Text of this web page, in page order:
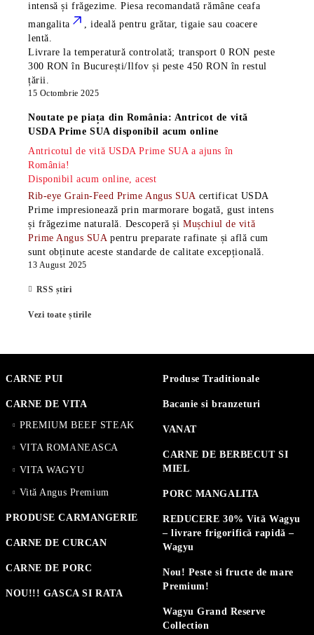
intensă și frăgezime. Piesa recomandată rămâneceafa
mangalita
, ideală pentru grătar, tigaie sau coacere
lentă.
Livrare la temperatură controlată; transport 0 RON peste
300 RON în București/Ilfov și peste 450 RON în restul
țării.
15 Octombrie 2025
Noutate pe piața din România: Antricot de vită
USDA Prime SUA disponibil acum online
Antricotul de vită USDA Prime SUA a ajuns în
România!
Disponibil acum online, acest
Rib-eye Grain-Feed Prime Angus SUA certificat USDA
Prime impresionează prin marmorare bogată, gust intens
și frăgezime naturală. Descoperă șiMușchiul de vită
Prime Angus SUA pentru preparate rafinate și află cum
sunt obținute aceste standarde de calitate excepțională.
13 August 2025
RSS știri
Vezi toate știrile
CARNE PUI
CARNE DE VITA
PREMIUM BEEF STEAK
VITA ROMANEASCA
VITA WAGYU
Vită Angus Premium
PRODUSE CARMANGERIE
CARNE DE CURCAN
CARNE DE PORC
NOU!!! GASCA SI RATA
Produse Traditionale
Bacanie si branzeturi
VANAT
CARNE DE BERBECUT SI
MIEL
PORC MANGALITA
REDUCERE 30% Vită Wagyu
– livrare frigorifică rapidă –
Wagyu
Nou! Peste si fructe de mare
Premium!
Wagyu Grand Reserve
Collection